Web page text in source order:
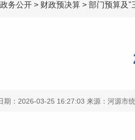
政务公开 > 财政预决算 > 部门预算及"
期：2026-03-25 16:27:03 来源：河源市